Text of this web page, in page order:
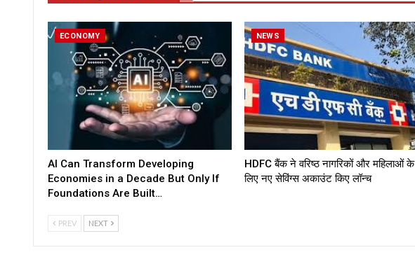
ECONOMY
AI Can Transform Developing
Economies in a Decade But Only If
Foundations Are Built…
NEWS
HDFC बैंक ने वरिष्ठ नागरिकों और महिलाओं के
लिए नए सेविंग्स अकाउंट किए लॉन्च
PREV NEXT